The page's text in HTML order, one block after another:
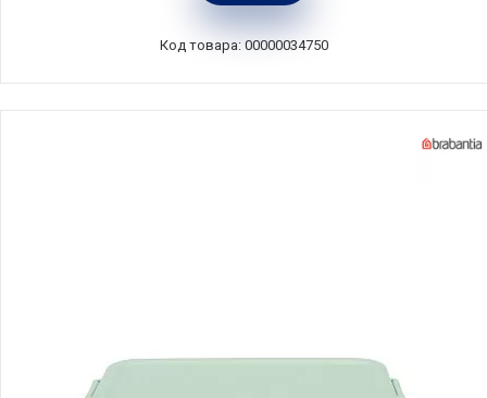
Код товара: 00000034750